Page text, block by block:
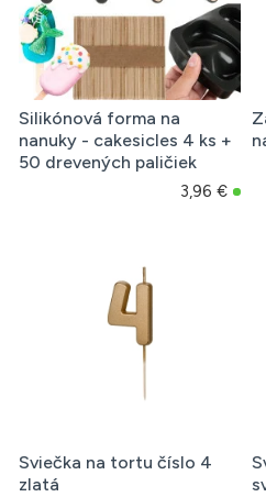
Silikónová forma na
nanuky - cakesicles 4 ks +
50 drevených paličiek
3,96 €
Sviečka na tortu číslo 4
zlatá